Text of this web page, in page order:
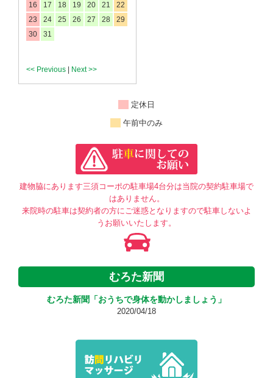
<< Previous Next >>
16
17 18 19 20 21
22
23
24 25 26 27 28
29
30
31
定休日
午前中のみ
建物脇にあります三須コーポの駐車場4台分は当院の契約駐車場で
はありません。
来院時の駐車は契約者の方にご迷惑となりますので駐車しないよ
うお願いいたします。
むろた新聞
むろた新聞「おうちで身体を動かしましょう」
2020/04/18